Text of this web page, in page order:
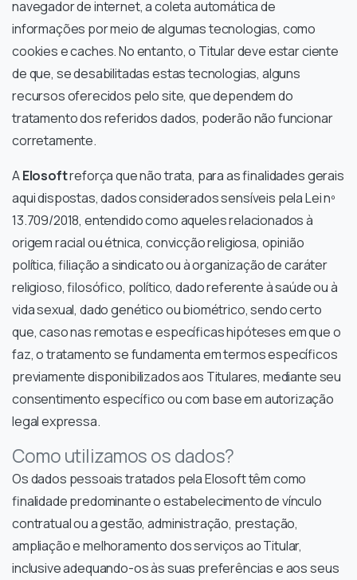
navegador de internet, a coleta automática de
informações por meio de algumas tecnologias, como
cookies e caches. No entanto, o Titular deve estar ciente
de que, se desabilitadas estas tecnologias, alguns
recursos oferecidos pelo site, que dependem do
tratamento dos referidos dados, poderão não funcionar
corretamente.
AElosoftreforça que não trata, para as finalidades gerais
aqui dispostas, dados considerados sensíveis pela Lei nº
13.709/2018, entendido como aqueles relacionados à
origem racial ou étnica, convicção religiosa, opinião
política, filiação a sindicato ou à organização de caráter
religioso, filosófico, político, dado referente à saúde ou à
vida sexual, dado genético ou biométrico, sendo certo
que, caso nas remotas e específicas hipóteses em que o
faz, o tratamento se fundamenta em termos específicos
previamente disponibilizados aos Titulares, mediante seu
consentimento específico ou com base em autorização
legal expressa.
Como utilizamos os dados?
Os dados pessoais tratados pela Elosoft têm como
finalidade predominante o estabelecimento de vínculo
contratual ou a gestão, administração, prestação,
ampliação e melhoramento dos serviços ao Titular,
inclusive adequando-os às suas preferências e aos seus